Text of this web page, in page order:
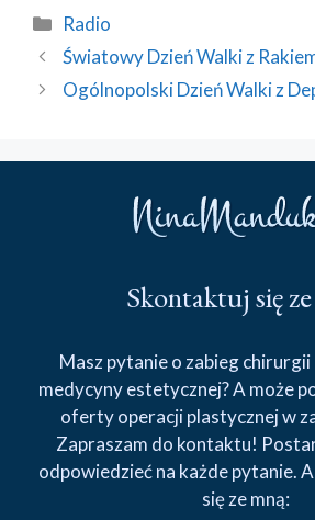
Kategorie
Radio
Światowy Dzień Walki z
Ogólnopolski Dzień Walki z
Skontaktuj się
Masz pytanie o zabieg
medycyny estetycznej? A może
oferty operacji plastycznej w
Zapraszam do kontaktu!
odpowiedzieć na każde pytanie.
się ze mną: